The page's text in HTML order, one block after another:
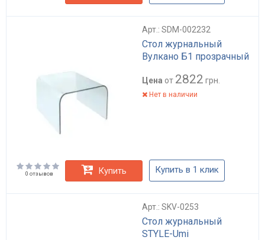
Арт.: SDM-002232
Стол журнальный
Вулкано Б1 прозрачный
Цена от 2822 грн.
Нет в наличии
0 отзывов Купить Купить в 1 клик
Арт.: SKV-0253
Стол журнальный
STYLE-Umi